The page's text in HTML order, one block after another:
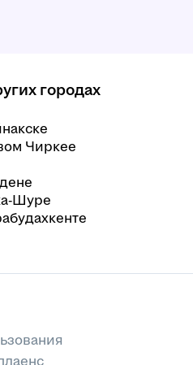
городах
Чиркее
Шуре